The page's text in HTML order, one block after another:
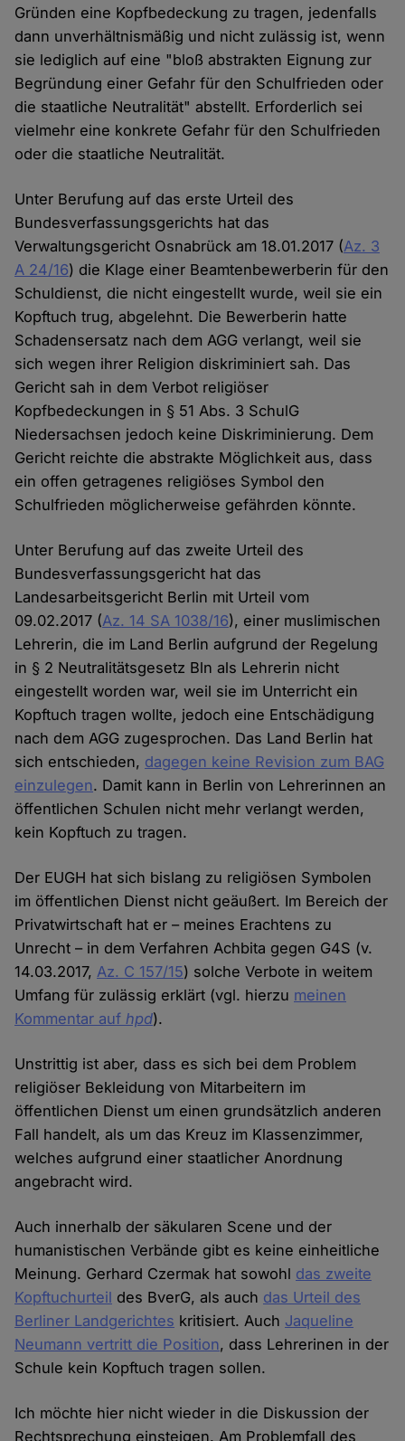
Gründen eine Kopfbedeckung zu tragen, jedenfalls
dann unverhältnismäßig und nicht zulässig ist, wenn
sie lediglich auf eine "bloß abstrakten Eignung zur
Begründung einer Gefahr für den Schulfrieden oder
die staatliche Neutralität" abstellt. Erforderlich sei
vielmehr eine konkrete Gefahr für den Schulfrieden
oder die staatliche Neutralität.
Unter Berufung auf das erste Urteil des
Bundesverfassungsgerichts hat das
Verwaltungsgericht Osnabrück am 18.01.2017 (Az. 3
A 24/16) die Klage einer Beamtenbewerberin für den
Schuldienst, die nicht eingestellt wurde, weil sie ein
Kopftuch trug, abgelehnt. Die Bewerberin hatte
Schadensersatz nach dem AGG verlangt, weil sie
sich wegen ihrer Religion diskriminiert sah. Das
Gericht sah in dem Verbot religiöser
Kopfbedeckungen in § 51 Abs. 3 SchulG
Niedersachsen jedoch keine Diskriminierung. Dem
Gericht reichte die abstrakte Möglichkeit aus, dass
ein offen getragenes religiöses Symbol den
Schulfrieden möglicherweise gefährden könnte.
Unter Berufung auf das zweite Urteil des
Bundesverfassungsgericht hat das
Landesarbeitsgericht Berlin mit Urteil vom
09.02.2017 (Az. 14 SA 1038/16), einer muslimischen
Lehrerin, die im Land Berlin aufgrund der Regelung
in § 2 Neutralitätsgesetz Bln als Lehrerin nicht
eingestellt worden war, weil sie im Unterricht ein
Kopftuch tragen wollte, jedoch eine Entschädigung
nach dem AGG zugesprochen. Das Land Berlin hat
sich entschieden, dagegen keine Revision zum BAG
einzulegen. Damit kann in Berlin von Lehrerinnen an
öffentlichen Schulen nicht mehr verlangt werden,
kein Kopftuch zu tragen.
Der EUGH hat sich bislang zu religiösen Symbolen
im öffentlichen Dienst nicht geäußert. Im Bereich der
Privatwirtschaft hat er – meines Erachtens zu
Unrecht – in dem Verfahren Achbita gegen G4S (v.
14.03.2017,Az. C 157/15) solche Verbote in weitem
Umfang für zulässig erklärt (vgl. hierzu meinen
Kommentar aufhpd).
Unstrittig ist aber, dass es sich bei dem Problem
religiöser Bekleidung von Mitarbeitern im
öffentlichen Dienst um einen grundsätzlich anderen
Fall handelt, als um das Kreuz im Klassenzimmer,
welches aufgrund einer staatlicher Anordnung
angebracht wird.
Auch innerhalb der säkularen Scene und der
humanistischen Verbände gibt es keine einheitliche
Meinung. Gerhard Czermak hat sowohl das zweite
Kopftuchurteil des BverG, als auch das Urteil des
Berliner Landgerichtes kritisiert. Auch Jaqueline
Neumann vertritt die Position, dass Lehrerinen in der
Schule kein Kopftuch tragen sollen.
Ich möchte hier nicht wieder in die Diskussion der
Rechtsprechung einsteigen. Am Problemfall des